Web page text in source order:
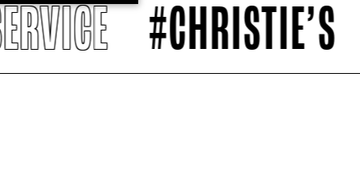
#CHRISTIE’S